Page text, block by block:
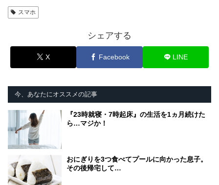
スマホ
シェアする
X Facebook LINE
今、あなたにオススメの記事
『23時就寝・7時起床』の生活を1ヵ月続けた
ら…マジか！
おにぎりを3つ食べてプールに向かった息子。
その後帰宅して…